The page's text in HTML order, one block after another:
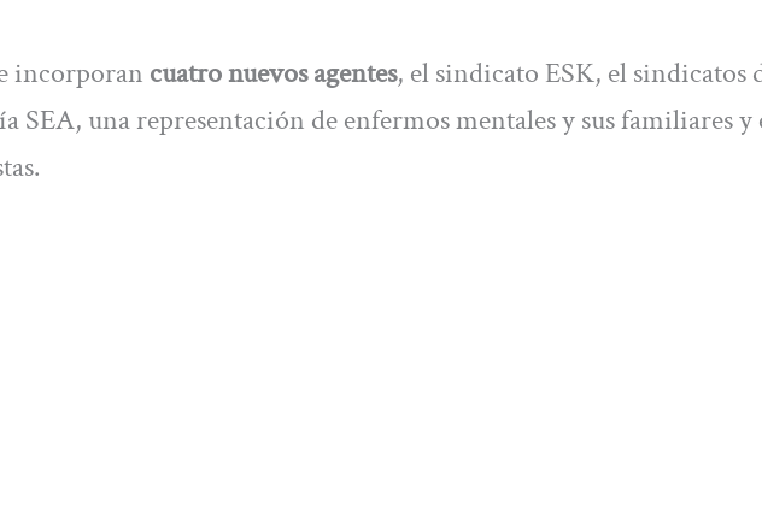
incorporan cuatro nuevos agentes, el sindicato ESK, el sindicatos
SEA, una representación de enfermos mentales y sus familiares y